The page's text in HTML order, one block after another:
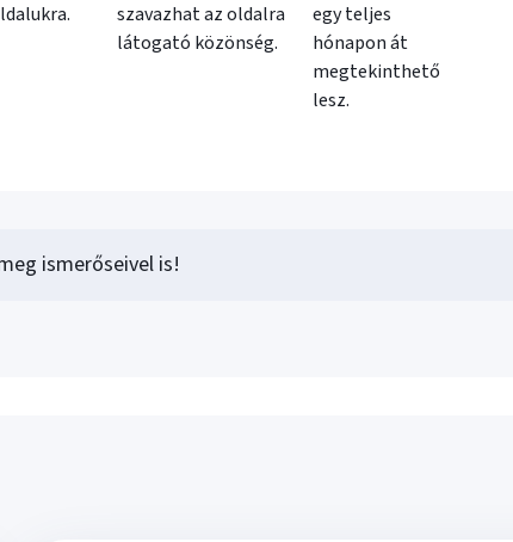
szavazhat az oldalra
látogató közönség.
egy teljes
hónapon át
megtekinthető
lesz.
ismerőseivel is!